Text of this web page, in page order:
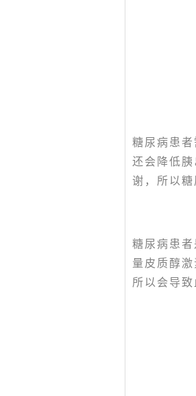
糖尿病患
还会降低
谢，所以糖
糖尿病患
量皮质醇
所以会导致